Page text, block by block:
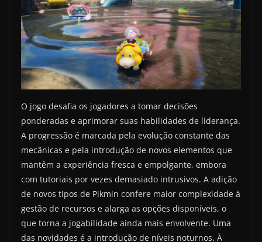
O jogo desafia os jogadores a tomar decisões
ponderadas e aprimorar suas habilidades de liderança.
A progressão é marcada pela evolução constante das
mecânicas e pela introdução de novos elementos que
mantêm a experiência fresca e empolgante, embora
com tutoriais por vezes demasiado intrusivos. A adição
de novos tipos de Pikmin confere maior complexidade à
gestão de recursos e alarga as opções disponíveis, o
que torna a jogabilidade ainda mais envolvente. Uma
das novidades é a introdução de níveis noturnos. À